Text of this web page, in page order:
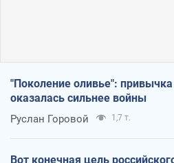
"Поколение оливье":
оказалась сильнее войны
Руслан Горовой 1,7 т.
Вот конечная цель